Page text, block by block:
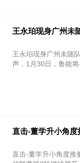
王永珀现身广州未
王永珀现身广州未随队冬训 与鲁
声，1月30日，鲁能
直击-董学升小角
直击-董学升小角度推射破门 华夏2-1